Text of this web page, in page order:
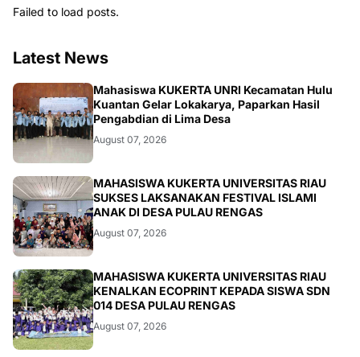
Failed to load posts.
Latest News
ARTIKEL
Mahasiswa KUKERTA UNRI Kecamatan Hulu
Kuantan Gelar Lokakarya, Paparkan Hasil
Pengabdian di Lima Desa
August 07, 2026
ARTIKEL
MAHASISWA KUKERTA UNIVERSITAS RIAU
SUKSES LAKSANAKAN FESTIVAL ISLAMI
ANAK DI DESA PULAU RENGAS
August 07, 2026
ARTIKEL
MAHASISWA KUKERTA UNIVERSITAS RIAU
KENALKAN ECOPRINT KEPADA SISWA SDN
014 DESA PULAU RENGAS
August 07, 2026